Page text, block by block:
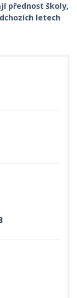
přednost školy,
letech